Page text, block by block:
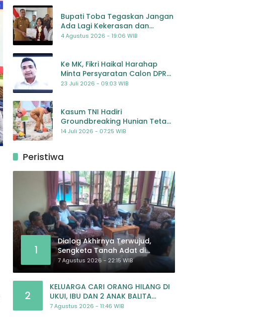
Bupati Toba Tegaskan Jangan
Ada Lagi Kekerasan dan
Bullying Terhadap Anak,
4 Agustus 2026 - 19:06 WIB
Ke MK, Fikri Haikal Harahap
Minta Persyaratan Calon DPR
Dilengkapi Penilaian
23 Juli 2026 - 09:03 WIB
Kasum TNI Hadiri
Groundbreaking Hunian Tetap
Pascabencana di
14 Juli 2026 - 07:25 WIB
Peristiwa
1
Dialog Akhirnya Terwujud,
Sengketa Tanah Adat di
Lingkar Proyek Strategis
Nasional Memasuki Babak
7 Agustus 2026 - 22:15 WIB
2
KELUARGA CARI ORANG HILANG DI
UKUI, IBU DAN 2 ANAK BALITA
BELUM PULANG SEJAK 20 JULI 2026
7 Agustus 2026 - 11:46 WIB